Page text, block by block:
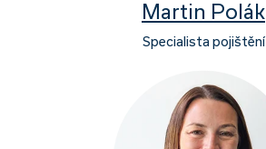
Martin Polák
Specialista pojištění